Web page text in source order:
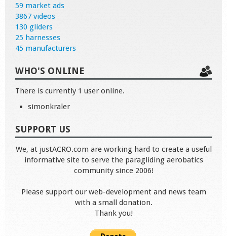
59 market ads
3867 videos
130 gliders
25 harnesses
45 manufacturers
WHO'S ONLINE
There is currently 1 user online.
simonkraler
SUPPORT US
We, at justACRO.com are working hard to create a useful
informative site to serve the paragliding aerobatics
community since 2006!
Please support our web-development and news team
with a small donation.
Thank you!